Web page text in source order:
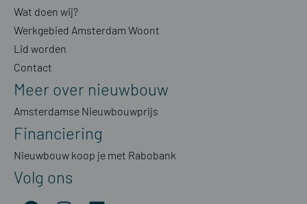
Wat doen wij?
Werkgebied Amsterdam Woont
Lid worden
Contact
Meer over nieuwbouw
Amsterdamse Nieuwbouwprijs
Financiering
Nieuwbouw koop je met Rabobank
Volg ons